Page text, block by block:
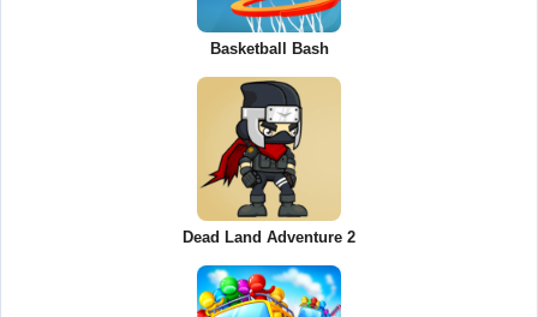
Basketball Bash
Dead Land Adventure 2